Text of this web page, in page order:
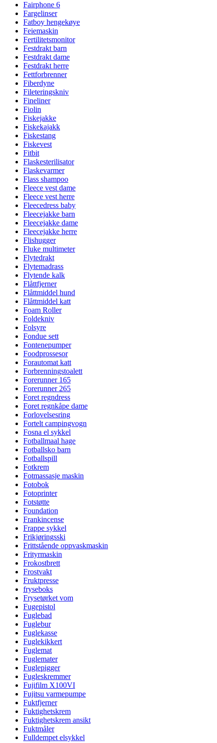
Fairphone 6
Fargelinser
Fatboy hengekøye
Feiemaskin
Fertilitetsmonitor
Festdrakt barn
Festdrakt dame
Festdrakt herre
Fettforbrenner
Fiberdyne
Fileteringskniv
Fineliner
Fiolin
Fiskejakke
Fiskekajakk
Fiskestang
Fiskevest
Fitbit
Flaskesterilisator
Flaskevarmer
Flass shampoo
Fleece vest dame
Fleece vest herre
Fleecedress baby
Fleecejakke barn
Fleecejakke dame
Fleecejakke herre
Flishugger
Fluke multimeter
Flytedrakt
Flytemadrass
Flytende kalk
Flåttfjerner
Flåttmiddel hund
Flåttmiddel katt
Foam Roller
Foldekniv
Folsyre
Fondue sett
Fontenepumper
Foodprossesor
Forautomat katt
Forbrenningstoalett
Forerunner 165
Forerunner 265
Foret regndress
Foret regnkåpe dame
Forlovelsesring
Fortelt campingvogn
Fosna el sykkel
Fotballmaal hage
Fotballsko barn
Fotballspill
Fotkrem
Fotmassasje maskin
Fotobok
Fotoprinter
Fotstøtte
Foundation
Frankincense
Frappe sykkel
Frikjøringsski
Frittstående oppvaskmaskin
Frityrmaskin
Frokostbrett
Frostvakt
Fruktpresse
fryseboks
Frysetørket vom
Fugepistol
Fuglebad
Fuglebur
Fuglekasse
Fuglekikkert
Fuglemat
Fuglemater
Fuglepigger
Fugleskremmer
Fujifilm X100VI
Fujitsu varmepumpe
Fuktfjerner
Fuktighetskrem
Fuktighetskrem ansikt
Fuktmåler
Fulldempet elsykkel